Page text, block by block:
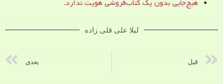
هیچ‌جایی بدون یک کتاب‌فروشی هویت ندارد.
لیلا علی قلی زاده
قبل بعدی